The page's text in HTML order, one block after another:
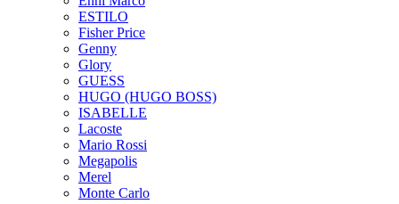
ESTILO
Fisher Price
Genny
Glory
GUESS
HUGO (HUGO BOSS)
ISABELLE
Lacoste
Mario Rossi
Megapolis
Merel
Monte Carlo